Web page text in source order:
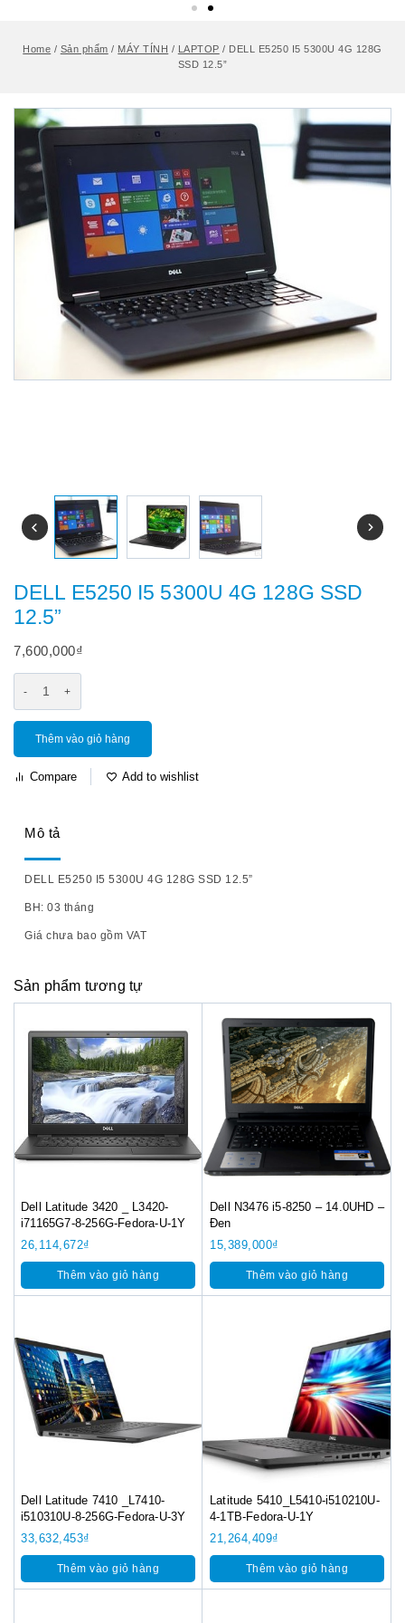
Home / Sản phẩm / MÁY TÍNH / LAPTOP / DELL E5250 I5 5300U 4G 128G
SSD 12.5”
DELL E5250 I5 5300U 4G 128G SSD
12.5”
7,600,000₫
Thêm vào giỏ hàng
Compare Add to wishlist
Mô tả
DELL E5250 I5 5300U 4G 128G SSD 12.5”
BH: 03 tháng
Giá chưa bao gồm VAT
Sản phẩm tương tự
Dell Latitude 3420 _ L3420-
i71165G7-8-256G-Fedora-U-1Y
26,114,672₫
Thêm vào giỏ hàng
Dell N3476 i5-8250 – 14.0UHD –
Đen
15,389,000₫
Thêm vào giỏ hàng
Dell Latitude 7410 _L7410-
i510310U-8-256G-Fedora-U-3Y
33,632,453₫
Thêm vào giỏ hàng
Latitude 5410_L5410-i510210U-
4-1TB-Fedora-U-1Y
21,264,409₫
Thêm vào giỏ hàng